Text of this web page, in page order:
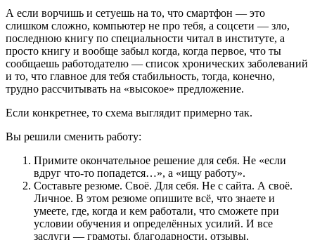
А если ворчишь и сетуешь на то, что смартфон — это
слишком сложно, компьютер не про тебя, а соцсети — зло,
последнюю книгу по специальности читал в институте, а
просто книгу и вообще забыл когда, когда первое, что ты
сообщаешь работодателю — список хронических заболеваний
и то, что главное для тебя стабильность, тогда, конечно,
трудно рассчитывать на «высокое» предложение.
Если конкретнее, то схема выглядит примерно так.
Вы решили сменить работу:
Примите окончательное решение для себя. Не «если
вдруг что-то попадется…», а «ищу работу».
Составьте резюме. Своё. Для себя. Не с сайта. А своё.
Личное. В этом резюме опишите всё, что знаете и
умеете, где, когда и кем работали, что сможете при
условии обучения и определённых усилий. И все
заслуги — грамоты, благодарности, отзывы,